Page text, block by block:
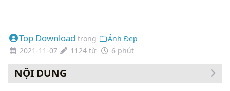
Top Download trong
Ảnh Đẹp
2021-11-07
1124 từ 6 phút
NỘI DUNG